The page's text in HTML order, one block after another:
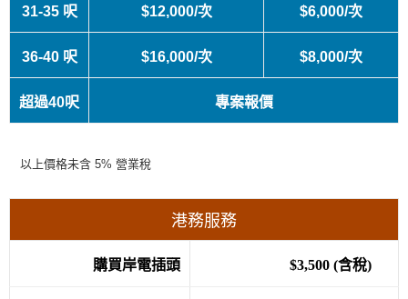
31-35 呎 $12,000/次 $6,000/次
36-40 呎 $16,000/次 $8,000/次
超過40呎 專案報價
以上價格未含 5% 營業稅
港務服務
購買岸電插頭 $3,500 (含稅)